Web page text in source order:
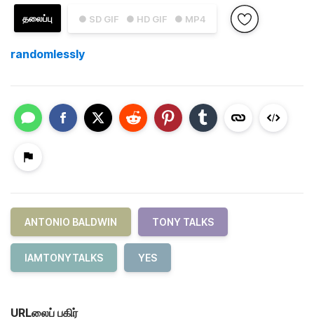
● SD GIF ● HD GIF ● MP4
தலைப்பு
randomlessly
ANTONIO BALDWIN TONY TALKS
IAMTONYTALKS YES
URLலைப் பகிர்